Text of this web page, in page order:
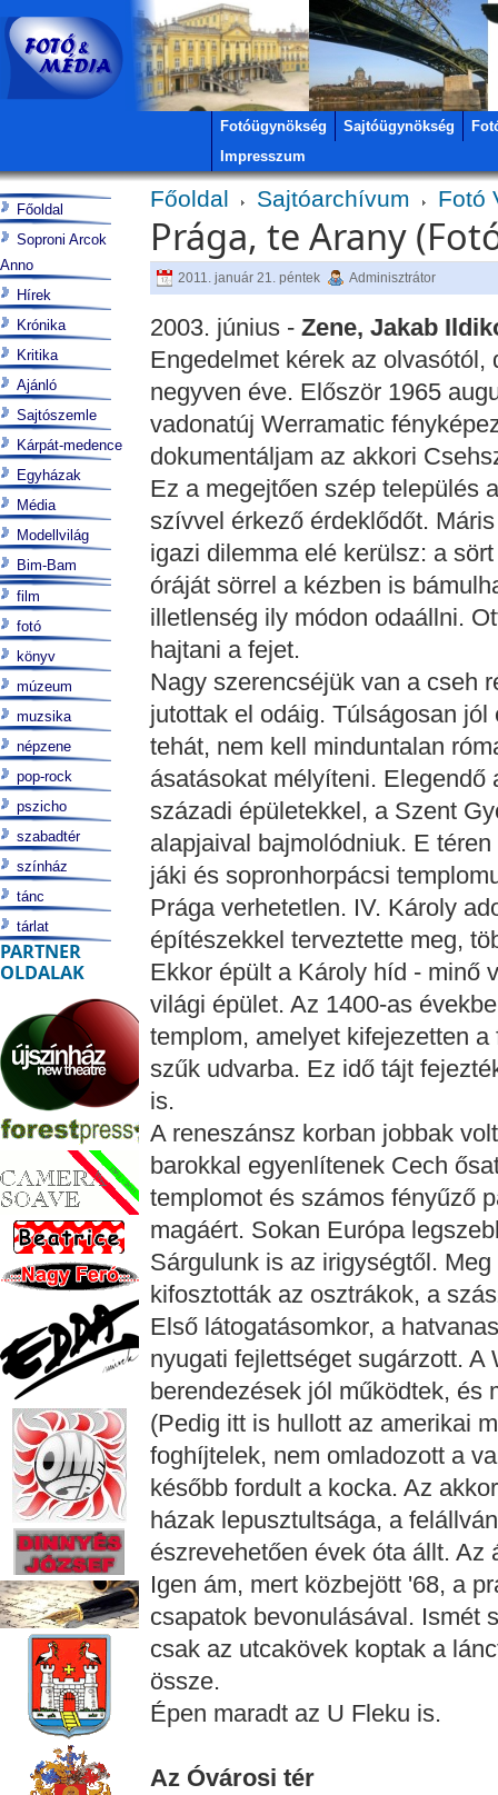
Fotóügynökség Sajtóügynökség
Impresszum
Főoldal Sajtóarchívum Fotó
Prága, te Arany
2011. január 21. péntek Adminisztrátor
2003. június - Zene, Jakab
Engedelmet kérek az
negyven éve. Először 1965
vadonatúj Werramatic
dokumentáljam az akkori
Ez a megejtően szép település
szívvel érkező érdeklődőt.
igazi dilemma elé kerülsz: a
óráját sörrel a kézben is
illetlenség ily módon odaállni.
hajtani a fejet.
Nagy szerencséjük van a cseh
jutottak el odáig. Túlságosan
tehát, nem kell minduntalan
ásatásokat mélyíteni.
századi épületekkel, a Szent
alapjaival bajmolódniuk. E
jáki és sopronhorpácsi
Prága verhetetlen. IV. Károly
építészekkel terveztette meg,
Ekkor épült a Károly híd - minő
világi épület. Az 1400-as
templom, amelyet kifejezetten
szűk udvarba. Ez idő tájt
is.
A reneszánsz korban jobbak
barokkal egyenlítenek Cech
templomot és számos fényűző
magáért. Sokan Európa
Sárgulunk is az irigységtől.
kifosztották az osztrákok, a
Első látogatásomkor, a
nyugati fejlettséget sugárzott.
berendezések jól működtek, és
(Pedig itt is hullott az amerikai
foghíjtelek, nem omladozott a
később fordult a kocka. Az
házak lepusztultsága, a
észrevehetően évek óta állt.
Igen ám, mert közbejött '68, a
csapatok bevonulásával. Ismét
csak az utcakövek koptak a
össze.
Épen maradt az U Fleku is.
Az Óvárosi tér
Főoldal
Soproni Arcok
Anno
Hírek
Krónika
Kritika
Ajánló
Sajtószemle
Kárpát-medence
Egyházak
Média
Modellvilág
Bim-Bam
film
fotó
könyv
múzeum
muzsika
népzene
pop-rock
pszicho
szabadtér
színház
tánc
tárlat
PARTNER
OLDALAK